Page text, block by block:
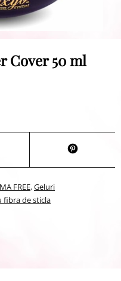
Cover 50 ml
FREE,Geluri
fibra de sticla